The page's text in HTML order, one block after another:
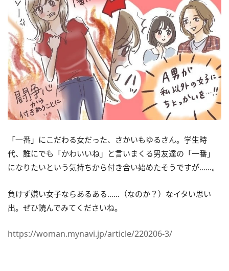
「一番」にこだわる女だった、さかいもゆるさん。学生時
代、誰にでも「かわいいね」と言いまくる男友達の「一番」
になりたいという気持ちから付き合い始めたそうですが……。
負けず嫌い女子ならあるある……（なのか？）なイタい思い
出。ぜひ読んでみてくださいね。
https://woman.mynavi.jp/article/220206-3/